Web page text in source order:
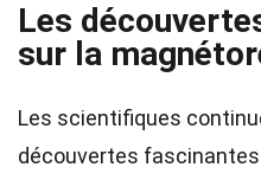
Les
sur la
Les scientifiques
découvertes